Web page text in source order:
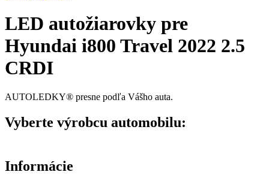
LED autožiarovky pre
Hyundai i800 Travel 2022 2.5
CRDI
AUTOLEDKY® presne podľa Vášho auta.
Vyberte výrobcu automobilu:
Informácie